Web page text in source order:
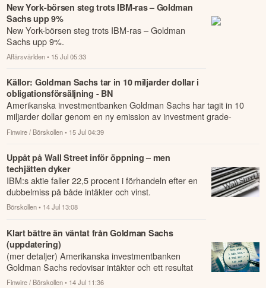
New York-börsen steg trots IBM-ras – Goldman
Sachs upp 9%
New York-börsen steg trots IBM-ras – Goldman
Sachs upp 9%.
Affärsvärlden • 15 Jul 05:33
Källor: Goldman Sachs tar in 10 miljarder dollar i
obligationsförsäljning - BN
Amerikanska investmentbanken Goldman Sachs har tagit in 10
miljarder dollar genom en ny emission av investment grade-
obligationer efter en s...
Finwire / Börskollen • 15 Jul 04:39
Uppåt på Wall Street inför öppning – men
techjätten dyker
IBM:s aktie faller 22,5 procent i förhandeln efter en
dubbelmiss på både intäkter och vinst.
Börskollen • 14 Jul 13:08
Klart bättre än väntat från Goldman Sachs
(uppdatering)
(mer detaljer) Amerikanska investmentbanken
Goldman Sachs redovisar intäkter och ett resultat
som var betydligt högre än väntat under andra ...
Finwire / Börskollen • 14 Jul 11:36